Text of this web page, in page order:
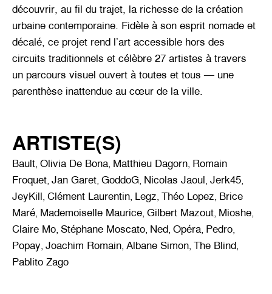
découvrir, au fil du trajet, la richesse de la création
urbaine contemporaine. Fidèle à son esprit nomade et
décalé, ce projet rend l’art accessible hors des
circuits traditionnels et célèbre 27 artistes à travers
un parcours visuel ouvert à toutes et tous — une
parenthèse inattendue au cœur de la ville.
ARTISTE(S)
Bault, Olivia De Bona, Matthieu Dagorn, Romain
Froquet, Jan Garet, GoddoG, Nicolas Jaoul, Jerk45,
JeyKill, Clément Laurentin, Legz, Théo Lopez, Brice
Maré, Mademoiselle Maurice, Gilbert Mazout, Mioshe,
Claire Mo, Stéphane Moscato, Ned, Opéra, Pedro,
Popay, Joachim Romain, Albane Simon, The Blind,
Pablito Zago